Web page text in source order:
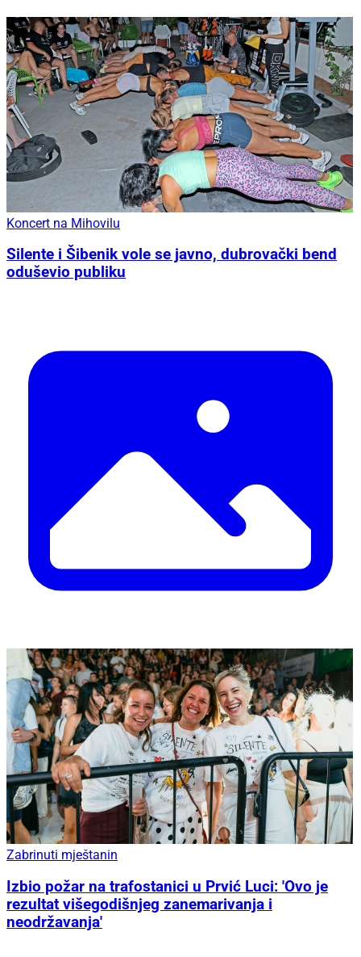
Koncert na Mihovilu
Silente i Šibenik vole se javno, dubrovački bend
oduševio publiku
Zabrinuti mještanin
Izbio požar na trafostanici u Prvić Luci: 'Ovo je
rezultat višegodišnjeg zanemarivanja i
neodržavanja'